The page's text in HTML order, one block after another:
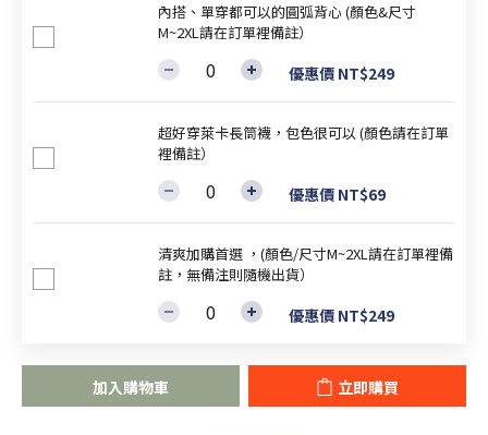
內搭、單穿都可以的圓弧背心 (顏色&尺寸
M~2XL請在訂單裡備註）
優惠價 NT$249
超好穿萊卡長筒襪，包色很可以 (顏色請在訂單
裡備註）
優惠價 NT$69
清爽加購首選 ，(顏色/尺寸M~2XL請在訂單裡備
註，無備注則隨機出貨）
優惠價 NT$249
加入購物車 立即購買